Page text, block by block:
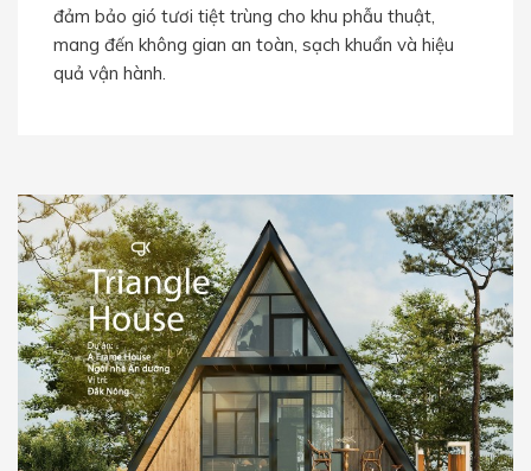
đảm bảo gió tươi tiệt trùng cho khu phẫu thuật,
mang đến không gian an toàn, sạch khuẩn và hiệu
quả vận hành.